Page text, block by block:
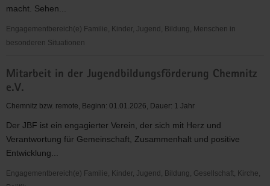
macht. Sehen...
Engagementbereich(e) Familie, Kinder, Jugend, Bildung, Menschen in
besonderen Situationen
-
Erlebnisräume
im
Mitarbeit in der Jugendbildungsförderung Chemnitz
e.V.
Chemnitz bzw. remote, Beginn: 01.01.2026, Dauer: 1 Jahr
Der JBF ist ein engagierter Verein, der sich mit Herz und
Verantwortung für Gemeinschaft, Zusammenhalt und positive
Entwicklung...
Engagementbereich(e) Familie, Kinder, Jugend, Bildung, Gesellschaft, Kirche,